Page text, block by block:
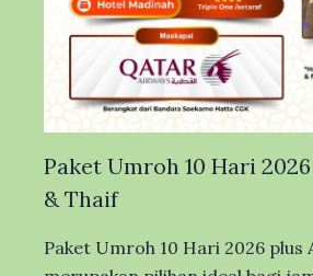
Paket Umroh 10 Hari
& Thaif
Paket Umroh 10 Hari 2026 plus